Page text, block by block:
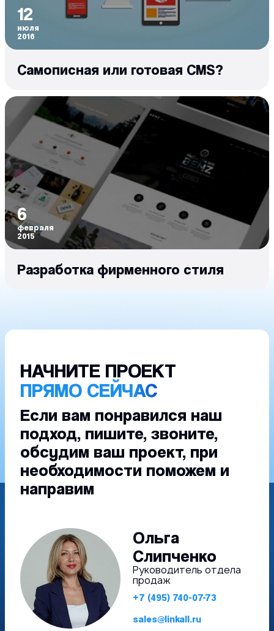
12
июля
2016
Самописная или готовая CMS?
6
февраля
2015
Разработка фирменного стиля
НАЧНИТЕ ПРОЕКТ
ПРЯМО СЕЙЧАС
Если вам понравился наш
подход, пишите, звоните,
обсудим ваш проект, при
необходимости поможем и
направим
Ольга
Слипченко
Руководитель отдела
продаж
+7 (495) 740-07-73
sales@linkall.ru